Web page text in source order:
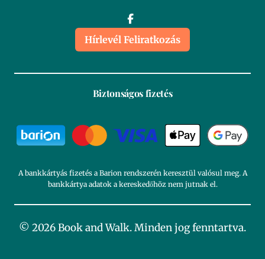
Hírlevél Feliratkozás
Biztonságos fizetés
A bankkártyás fizetés a Barion rendszerén keresztül valósul meg. A
bankkártya adatok a kereskedőhöz nem jutnak el.
© 2026 Book and Walk. Minden jog fenntartva.